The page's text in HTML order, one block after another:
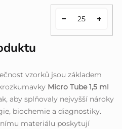
vzorků jsou základem
Micro Tube 1,5 ml
aby splňovaly nejvyšší nároky
biochemie a diagnostiky.
materiálu poskytují